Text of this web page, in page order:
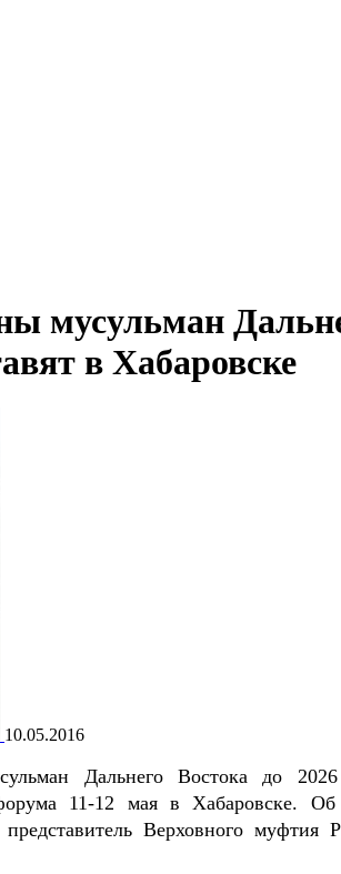
мусульман
в Хабаровске
10.05.2016
Дальнего Востока до
11-12 мая в Хабаровске.
Верховного муфтия